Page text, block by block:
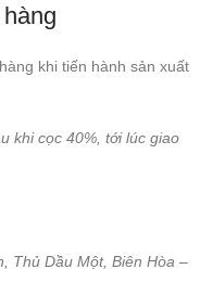
khi tiến hành sản xuất
khi cọc 40%, tới lúc giao
Thủ Dầu Một, Biên Hòa –